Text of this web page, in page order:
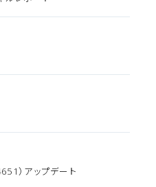
）アップデート